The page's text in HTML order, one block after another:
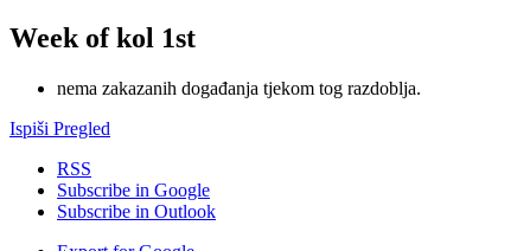
Week of kol 1st
nema zakazanih događanja tjekom tog razdoblja.
Ispiši Pregled
RSS
Subscribe in Google
Subscribe in Outlook